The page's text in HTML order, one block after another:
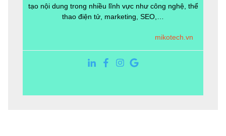
tạo nội dung trong nhiều lĩnh vực như công nghệ, thể
thao điện tử, marketing, SEO,…
mikotech.vn